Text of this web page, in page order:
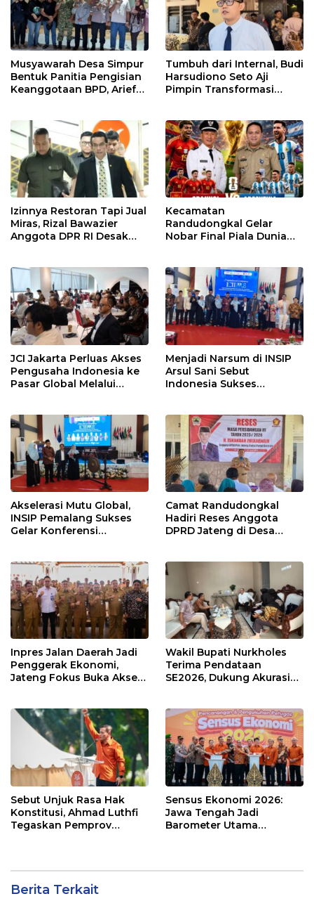
Musyawarah Desa Simpur
Bentuk Panitia Pengisian
Keanggotaan BPD, Arief
Tumbuh dari Internal, Budi
Harsudiono Seto Aji
Pimpin Transformasi
Izinnya Restoran Tapi Jual
Miras, Rizal Bawazier
Anggota DPR RI Desak
Kecamatan
Randudongkal Gelar
Nobar Final Piala Dunia
JCI Jakarta Perluas Akses
Pengusaha Indonesia ke
Pasar Global Melalui
Menjadi Narsum di INSIP
Arsul Sani Sebut
Indonesia Sukses
Modern
Akselerasi Mutu Global,
INSIP Pemalang Sukses
Gelar Konferensi
Camat Randudongkal
Hadiri Reses Anggota
DPRD Jateng di Desa
Inpres Jalan Daerah Jadi
Penggerak Ekonomi,
Jateng Fokus Buka Akses
Wakil Bupati Nurkholes
Terima Pendataan
SE2026, Dukung Akurasi
Sebut Unjuk Rasa Hak
Konstitusi, Ahmad Luthfi
Tegaskan Pemprov
Sensus Ekonomi 2026:
Jawa Tengah Jadi
Barometer Utama
Berita Terkait